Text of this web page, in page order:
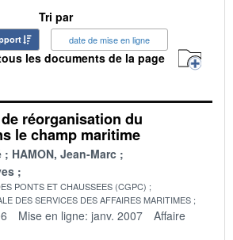
Tri par
date de mise en ligne
les documents de la page
réorganisation du
le champ maritime
HAMON, Jean-Marc
PONTS ET CHAUSSEES (CGPC)
DES SERVICES DES AFFAIRES MARITIMES
Mise en ligne: janv. 2007
Affaire